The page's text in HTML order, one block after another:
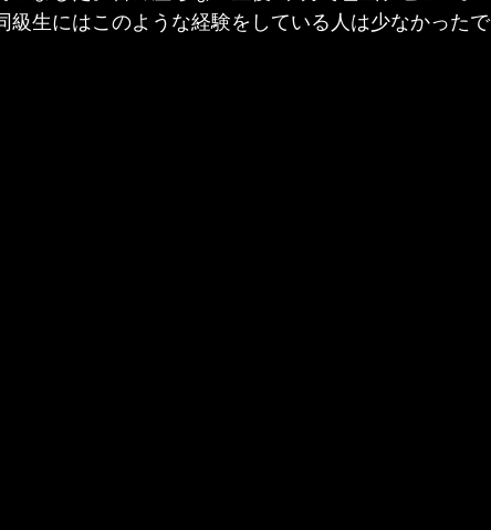
級生にはこのような経験をしている人は少なかったで